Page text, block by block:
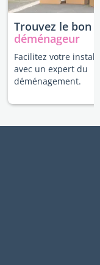
Trouvez le bon
déménageur
Facilitez votre
avec un expert du
déménagement.